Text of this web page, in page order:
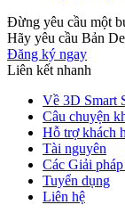
Đừng yêu cầu một
Hãy yêu cầu Bản
Đăng ký ngay
Liên kết nhanh
Về 3D Smart
Câu chuyện
Hỗ trợ khách
Tài nguyên
Các Giải
Tuyển dụng
Liên hệ